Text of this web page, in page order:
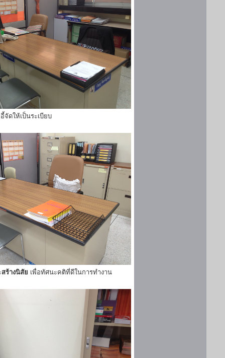
จัดให้เป็นระเบียบ
สร้างนิสัย เพื่อทัศนะคติที่ดีในการทำงาน